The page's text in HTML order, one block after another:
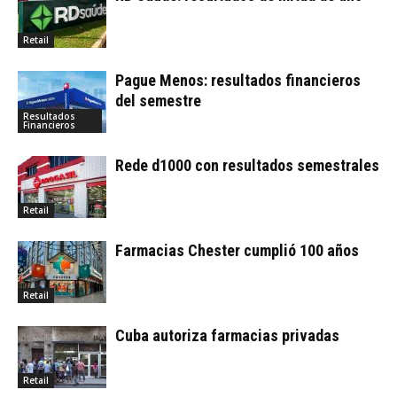
Retail
Resultados
Financieros
Pague Menos: resultados financieros
del semestre
Retail
Rede d1000 con resultados semestrales
Retail
Farmacias Chester cumplió 100 años
Retail
Cuba autoriza farmacias privadas